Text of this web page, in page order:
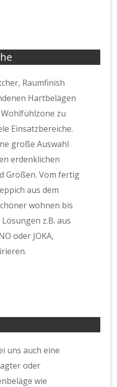
Raumfinish
Hartbelägen
zu
Einsatzbereiche.
große Auswahl
erdenklichen
Größen. Vom fertig
aus dem
wohnen bis
z.B. aus
oder JOKA,
uns auch eine
oder
wie